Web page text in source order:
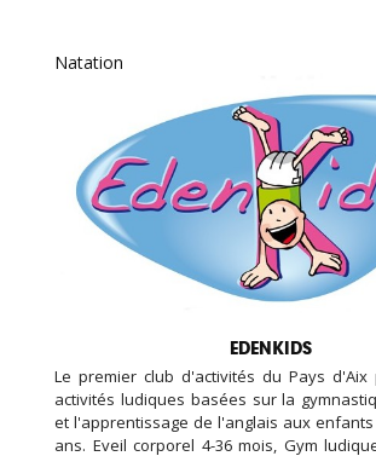
Natation
EDENKIDS
Le premier club d'activités du Pays d'Aix
activités ludiques basées sur la
et l'apprentissage de l'anglais aux
ans. Eveil corporel 4-36 mois, Gym